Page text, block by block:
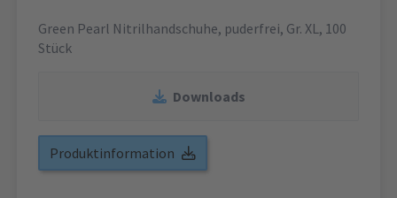
Green Pearl Nitrilhandschuhe, puderfrei, Gr. XL, 100
Stück
Downloads
Produktinformation